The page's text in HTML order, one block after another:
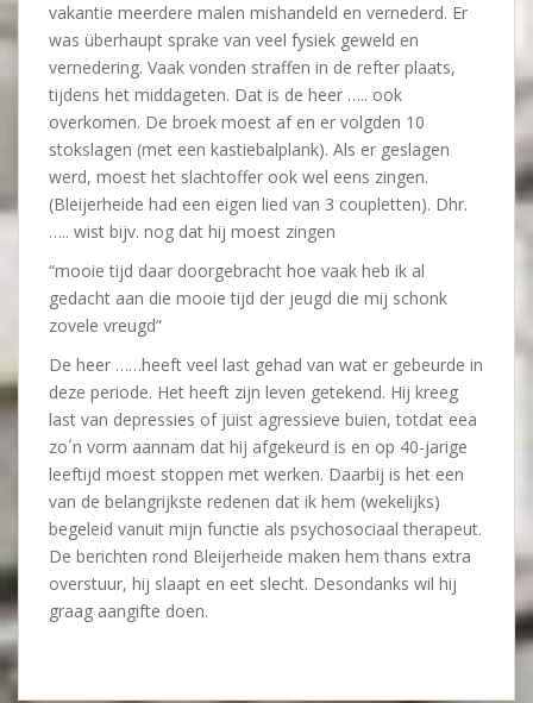
vakantie meerdere malen mishandeld en vernederd. Er
was überhaupt sprake van veel fysiek geweld en
vernedering. Vaak vonden straffen in de refter plaats,
tijdens het middageten. Dat is de heer ….. ook
overkomen. De broek moest af en er volgden 10
stokslagen (met een kastiebalplank). Als er geslagen
werd, moest het slachtoffer ook wel eens zingen.
(Bleijerheide had een eigen lied van 3 coupletten). Dhr.
….. wist bijv. nog dat hij moest zingen
“mooie tijd daar doorgebracht hoe vaak heb ik al
gedacht aan die mooie tijd der jeugd die mij schonk
zovele vreugd”
De heer ……heeft veel last gehad van wat er gebeurde in
deze periode. Het heeft zijn leven getekend. Hij kreeg
last van depressies of juist agressieve buien, totdat eea
zo´n vorm aannam dat hij afgekeurd is en op 40-jarige
leeftijd moest stoppen met werken. Daarbij is het een
van de belangrijkste redenen dat ik hem (wekelijks)
begeleid vanuit mijn functie als psychosociaal therapeut.
De berichten rond Bleijerheide maken hem thans extra
overstuur, hij slaapt en eet slecht. Desondanks wil hij
graag aangifte doen.